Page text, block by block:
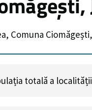
Comuna
totală a